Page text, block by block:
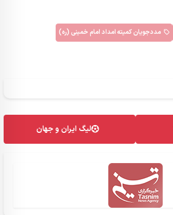
مددجویان کمیته امداد امام خمینی (ره)
لیگ ایران و جهان